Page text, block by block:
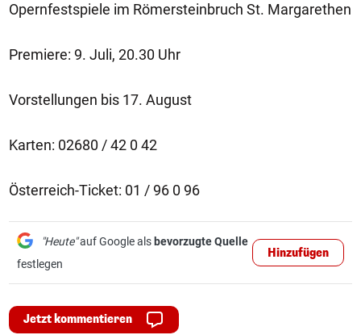
Opernfestspiele im Römersteinbruch St. Margarethen
Premiere: 9. Juli, 20.30 Uhr
Vorstellungen bis 17. August
Karten: 02680 / 42 0 42
Österreich-Ticket: 01 / 96 0 96
"Heute"auf Google als bevorzugte Quelle
festlegen
Hinzufügen
Jetzt kommentieren